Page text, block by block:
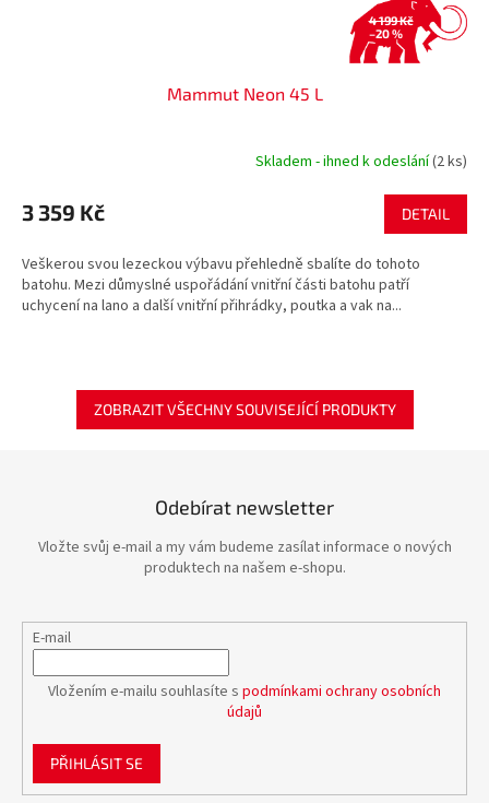
4 199 Kč
–20 %
Mammut Neon 45 L
Skladem - ihned k odeslání(2 ks)
3 359 Kč DETAIL
Veškerou svou lezeckou výbavu přehledně sbalíte do tohoto
batohu. Mezi důmyslné uspořádání vnitřní části batohu patří
uchycení na lano a další vnitřní přihrádky, poutka a vak na...
ZOBRAZIT VŠECHNY SOUVISEJÍCÍ PRODUKTY
Odebírat newsletter
Vložte svůj e-mail a my vám budeme zasílat informace o nových
produktech na našem e-shopu.
E-mail
Vložením e-mailu souhlasíte s podmínkami ochrany osobních
údajů
PŘIHLÁSIT SE